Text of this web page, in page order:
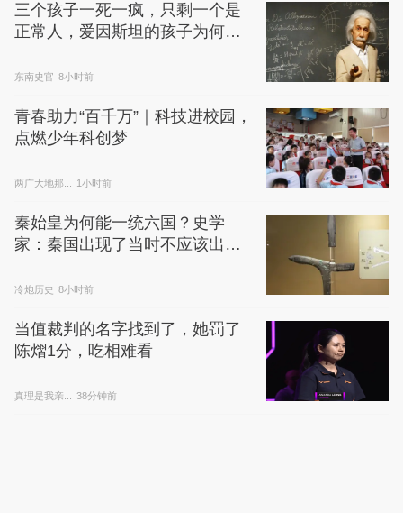
三个孩子一死一疯，只剩一个是
正常人，爱因斯坦的孩子为何不
东南史官 8小时前
青春助力“百千万”｜科技进校园，
点燃少年科创梦
两广大地那... 1小时前
秦始皇为何能一统六国？史学
家：秦国出现了当时不应该出现
冷炮历史 8小时前
当值裁判的名字找到了，她罚了
陈熠1分，吃相难看
真理是我亲... 38分钟前